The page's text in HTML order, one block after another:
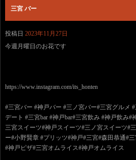
三宮 バー
投稿日 2023年11月27日
今週月曜日のお花です
https://www.instagram.com/its_honten
#三宮バー #神戸バー #三ノ宮バー#三宮グルメ
デート #三宮bar #神戸bar#三宮飲み #神戸飲み#
三宮スイーツ#神戸スイーツ#三ノ宮スイーツ#
ー#小野賢章 #プリッツ#神戸#三宮#森田恭通#
#神戸ピザ#三宮オムライス#神戸オムライス